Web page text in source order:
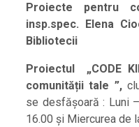
Proiecte pentru
insp.spec. Elena
Bibliotecii
Proiectul
„CODE
comunității tale ”,
se desfășoară : Luni
16.00 și Miercurea de